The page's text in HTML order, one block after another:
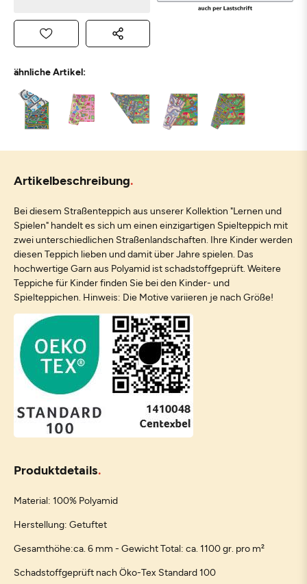
ähnliche Artikel:
Artikelbeschreibung
Bei diesem Straßenteppich aus unserer Kollektion "Lernen und
Spielen" handelt es sich um einen einzigartigen Spielteppich mit
zwei unterschiedlichen Straßenlandschaften. Ihre Kinder werden
diesen Teppich lieben und damit über Jahre spielen. Das
hochwertige Garn aus Polyamid ist schadstoffgeprüft. Weitere
Teppiche für Kinder finden Sie bei den Kinder- und
Spielteppichen. Hinweis: Die Motive variieren je nach Größe!
Produktdetails
Material: 100% Polyamid
Herstellung: Getuftet
Gesamthöhe:ca. 6 mm - Gewicht Total: ca. 1100 gr. pro m²
Schadstoffgeprüft nach Öko-Tex Standard 100